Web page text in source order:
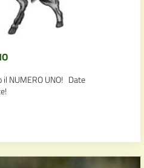
NUMERO UNO! Date